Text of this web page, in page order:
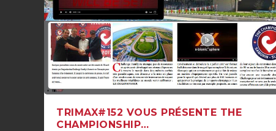
TRIMAX#152 VOUS PRÉSENTE THE
CHAMPIONSHIP…